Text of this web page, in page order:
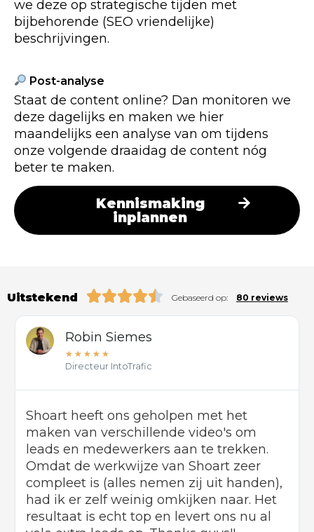
we deze op strategische tijden met
bijbehorende (SEO vriendelijke)
beschrijvingen.
Post-analyse
Staat de content online? Dan monitoren we
deze dagelijks en maken we hier
maandelijks een analyse van om tijdens
onze volgende draaidag de content nóg
beter te maken.
Kennismaking
inplannen
Uitstekend Gebaseerd op: 80 reviews
Robin Siemes
★ ★ ★ ★ ★
Directeur IntoTrafic
Shoart heeft ons geholpen met het
maken van verschillende video's om
leads en medewerkers aan te trekken.
Omdat de werkwijze van Shoart zeer
compleet is (alles nemen zij uit handen),
had ik er zelf weinig omkijken naar. Het
resultaat is echt top en levert ons nu al